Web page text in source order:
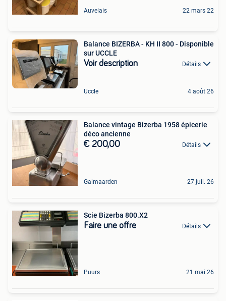
Auvelais 22 mars 22
Balance BIZERBA - KH II 800 - Disponible
sur UCCLE
Voir description Détails
Uccle 4 août 26
Balance vintage Bizerba 1958 épicerie
déco ancienne
€ 200,00 Détails
Galmaarden 27 juil. 26
Scie Bizerba 800.X2
Faire une offre Détails
Puurs 21 mai 26